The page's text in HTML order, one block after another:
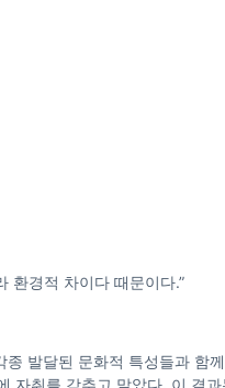
환경적 차이다 때문이다.”
발달된 문화적 특성들과 함
자취를 감추고 말았다. 이 결